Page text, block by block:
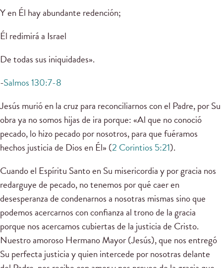
Y en Él hay abundante redención;
Él redimirá a Israel
De todas sus iniquidades».
-Salmos 130:7-8
Jesús murió en la cruz para reconciliarnos con el Padre, por Su
obra ya no somos hijas de ira porque: «Al que no conoció
pecado, lo hizo pecado por nosotros, para que fuéramos
hechos justicia de Dios en Él» (2 Corintios 5:21).
Cuando el Espíritu Santo en Su misericordia y por gracia nos
redarguye de pecado, no tenemos por qué caer en
desesperanza de condenarnos a nosotras mismas sino que
podemos acercarnos con confianza al trono de la gracia
porque nos acercamos cubiertas de la justicia de Cristo.
Nuestro amoroso Hermano Mayor (Jesús), que nos entregó
Su perfecta justicia y quien intercede por nosotras delante